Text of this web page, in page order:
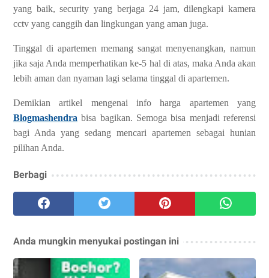
yang baik, security yang berjaga 24 jam, dilengkapi kamera
cctv yang canggih dan lingkungan yang aman juga.
Tinggal di apartemen memang sangat menyenangkan, namun
jika saja Anda memperhatikan ke-5 hal di atas, maka Anda akan
lebih aman dan nyaman lagi selama tinggal di apartemen.
Demikian artikel mengenai info harga apartemen yang
Blogmashendra bisa bagikan. Semoga bisa menjadi referensi
bagi Anda yang sedang mencari apartemen sebagai hunian
pilihan Anda.
Berbagi
Anda mungkin menyukai postingan ini